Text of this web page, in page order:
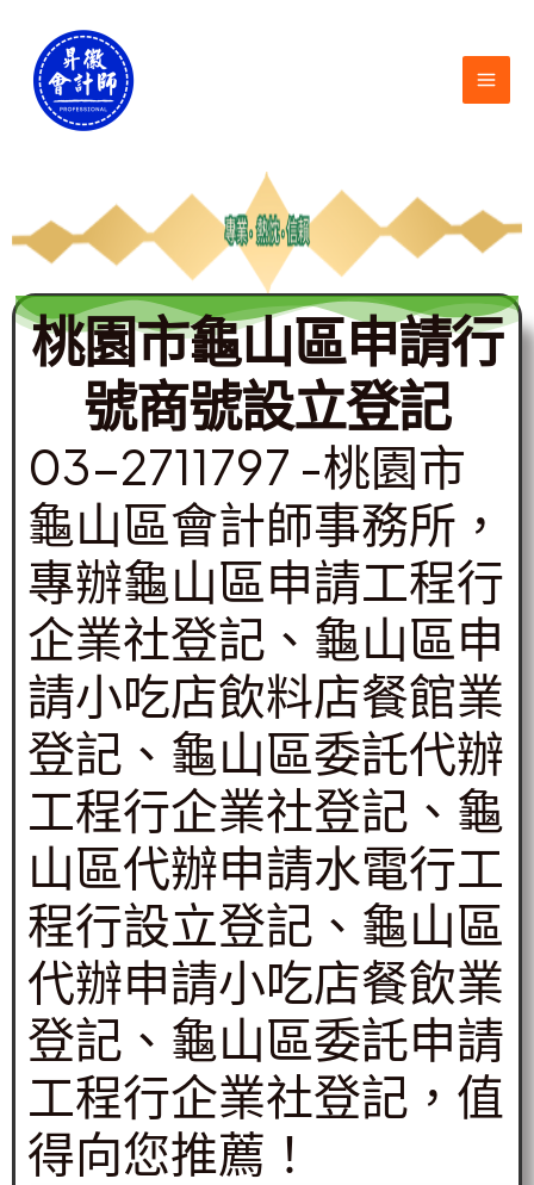
桃園市龜山區申請行
號商號設立登記
03-2711797 -桃園市
龜山區會計師事務所，
專辦龜山區申請工程行
企業社登記、龜山區申
請小吃店飲料店餐館業
登記、龜山區委託代辦
工程行企業社登記、龜
山區代辦申請水電行工
程行設立登記、龜山區
代辦申請小吃店餐飲業
登記、龜山區委託申請
工程行企業社登記，值
得向您推薦！